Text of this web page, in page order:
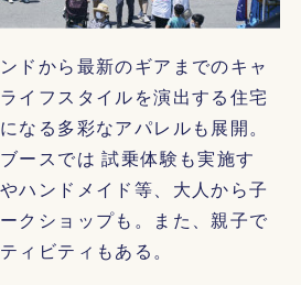
ドから最新のギアまでのキャ
イフスタイルを演出する住宅
なる多彩なアパレルも展開。
ースでは 試乗体験も実施す
ハンドメイド等、大人から子
クショップも。また、親子で
ィビティもある。